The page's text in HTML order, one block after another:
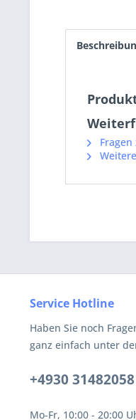
Service Hotline
Haben Sie noch
ganz einfach unter
+4930 31482058
Mo-Fr, 10:00 - 20:00